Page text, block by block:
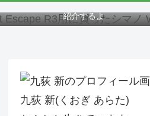
紹介するよ
九荻 新(くおぎ あらた)